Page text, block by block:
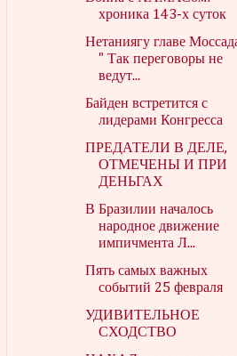
хроника 143-х суток
Нетаниягу главе
" Так переговоры не
ведут...
Байден встретится с
лидерами Конгресса
ПРЕДАТЕЛИ В ДЕЛЕ,
ОТМЕЧЕНЫ И ПРИ
ДЕНЬГАХ
В Бразилии началось
народное движение
импичмента Л...
Пять самых важных
событий 25 февраля
УДИВИТЕЛЬНОЕ
СХОДСТВО